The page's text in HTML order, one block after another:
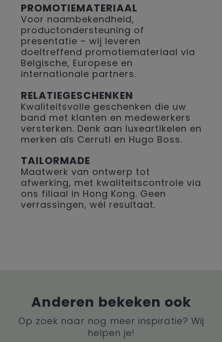
PROMOTIEMATERIAAL
Voor naambekendheid,
productondersteuning of
presentatie – wij leveren
doeltreffend promotiemateriaal via
Belgische, Europese en
internationale partners.
RELATIEGESCHENKEN
Kwaliteitsvolle geschenken die uw
band met klanten en medewerkers
versterken. Denk aan luxeartikelen en
merken als Cerruti en Hugo Boss.
TAILORMADE
Maatwerk van ontwerp tot
afwerking, met kwaliteitscontrole via
ons filiaal in Hong Kong. Geen
verrassingen, wél resultaat.
Anderen bekeken ook
Op zoek naar nog meer inspiratie? Wij
helpen je!